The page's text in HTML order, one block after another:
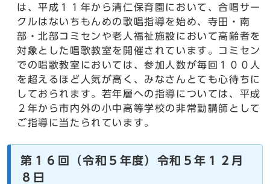
は、平成１１年から清仁保育園において、合唱サー
クルはないちもんめの歌唱指導を始め、寺田・南
部・北部コミセンや老人福祉施設において高齢者を
対象とした唱歌教室を開催されています。コミセン
での唱歌教室においては、参加人数が毎回１００人
を超えるほど人気が高く、みなさんとても心待ちに
しておられます。若年層への指導については、平成
２年から市内外の小中高等学校の非常勤講師として
ご指導に当たられています。
第１６回（令和５年度）令和５年１２月
８日